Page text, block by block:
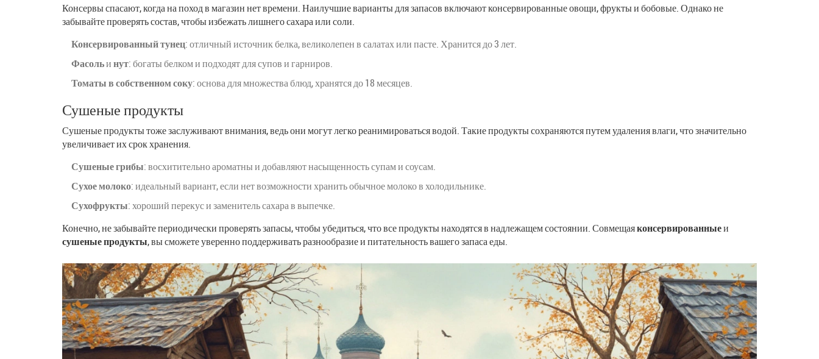
Консервы спасают, когда на поход в магазин нет времени. Наилучшие варианты для запасов включают консервированные овощи, фрукты и бобовые. Однако не
забывайте проверять состав, чтобы избежать лишнего сахара или соли.
Консервированный тунец: отличный источник белка, великолепен в салатах или пасте. Хранится до 3 лет.
Фасольинут: богаты белком и подходят для супов и гарниров.
Томаты в собственном соку: основа для множества блюд, хранятся до 18 месяцев.
Сушеные продукты
Сушеные продукты тоже заслуживают внимания, ведь они могут легко реанимироваться водой. Такие продукты сохраняются путем удаления влаги, что значительно
увеличивает их срок хранения.
Сушеные грибы: восхитительно ароматны и добавляют насыщенность супам и соусам.
Сухое молоко: идеальный вариант, если нет возможности хранить обычное молоко в холодильнике.
Сухофрукты: хороший перекус и заменитель сахара в выпечке.
Конечно, не забывайте периодически проверять запасы, чтобы убедиться, что все продукты находятся в надлежащем состоянии. Совмещаяконсервированныеи
сушеные продукты, вы сможете уверенно поддерживать разнообразие и питательность вашего запаса еды.